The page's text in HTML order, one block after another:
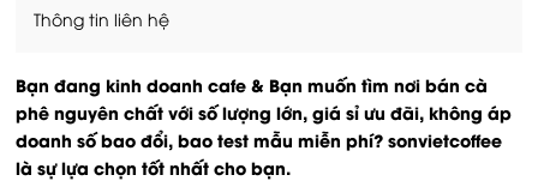
Thông tin liên hệ
Bạn đang kinh doanh cafe & Bạn muốn tìm nơi bán cà
phê nguyên chất với số lượng lớn, giá sỉ ưu đãi, không áp
doanh số bao đổi, bao test mẫu miễn phí? sonvietcoffee
là sự lựa chọn tốt nhất cho bạn.